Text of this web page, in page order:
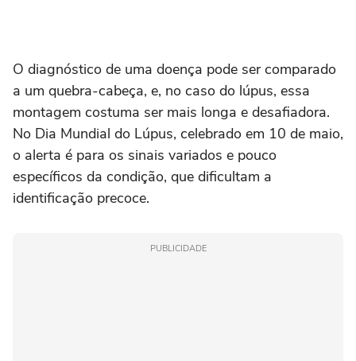
O diagnóstico de uma doença pode ser comparado
a um quebra-cabeça, e, no caso do lúpus, essa
montagem costuma ser mais longa e desafiadora.
No Dia Mundial do Lúpus, celebrado em 10 de maio,
o alerta é para os sinais variados e pouco
específicos da condição, que dificultam a
identificação precoce.
PUBLICIDADE